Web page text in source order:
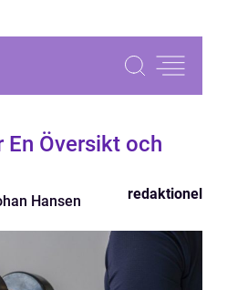
En Översikt och
Hansen redaktionel